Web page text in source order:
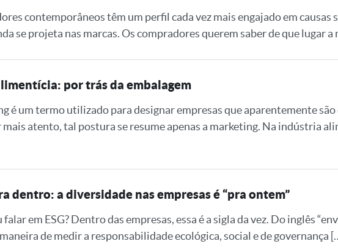
contemporâneos têm um perfil cada vez mais engajado em causas
se projeta nas marcas. Os compradores querem saber de que lugar a
por trás da embalagem
é um termo utilizado para designar empresas que aparentemente são
mais atento, tal postura se resume apenas a marketing. Na indústria
dentro: a diversidade nas empresas é “pra ontem”
falar em ESG? Dentro das empresas, essa é a sigla da vez. Do inglês
maneira de medir a responsabilidade ecológica, social e de governança